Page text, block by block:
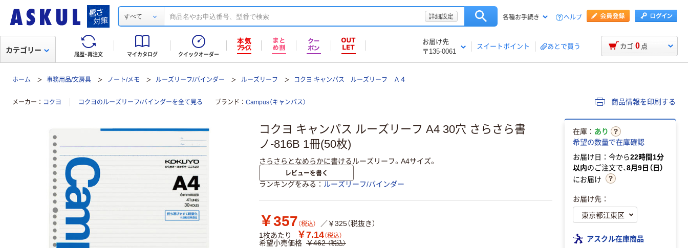
すべて 詳細設定 各種お手続き ヘルプ
履歴・再注文 マイカタログ クイックオーダー
お届け先
〒135-0061
スイートポイント あとで買う
カテゴリー カゴ 0 点
ホーム 事務用品/文房具 ノート/メモ ルーズリーフ/バインダー ルーズリーフ コクヨ キャンパス ルーズリーフ Ａ４
メーカー コクヨ コクヨのルーズリーフ/バインダーを全て見る ブランド Campus（キャンパス） 商品情報を印刷する
コクヨ キャンパス ルーズリーフ A4 30穴 さらさら書
ノ-816B 1冊(50枚)
さらさらとなめらかに書けるルーズリーフ。A4サイズ。
レビューを書く
ランキングをみる ルーズリーフ/バインダー
￥357 （税込）
／￥325（税抜き）
1枚あたり
￥7.14（税込）
希望小売価格 ￥462 （税込）
在庫： あり
希望の数量で在庫確認
お届け日：今から22時間1分
以内のご注文で、8月9日（日）
にお届け
お届け先：
アスクル在庫商品